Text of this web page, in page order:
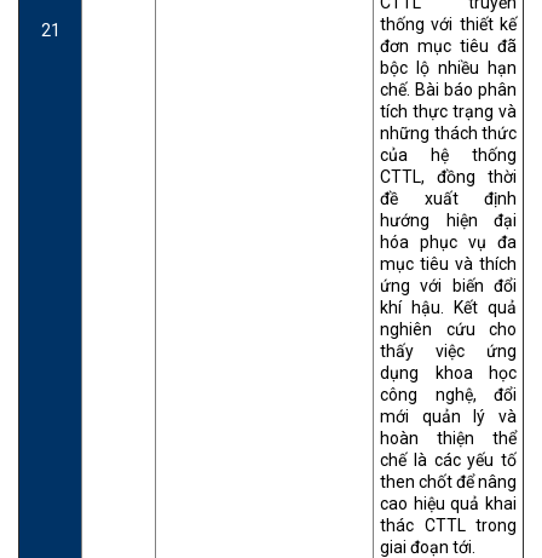
21
thống với thiết kế
đơn mục tiêu đã
bộc lộ nhiều hạn
chế. Bài báo phân
tích thực trạng và
những thách thức
của hệ thống
CTTL, đồng thời
đề xuất định
hướng hiện đại
hóa phục vụ đa
mục tiêu và thích
ứng với biến đổi
khí hậu. Kết quả
nghiên cứu cho
thấy việc ứng
dụng khoa học
công nghệ, đổi
mới quản lý và
hoàn thiện thể
chế là các yếu tố
then chốt để nâng
cao hiệu quả khai
thác CTTL trong
giai đoạn tới.